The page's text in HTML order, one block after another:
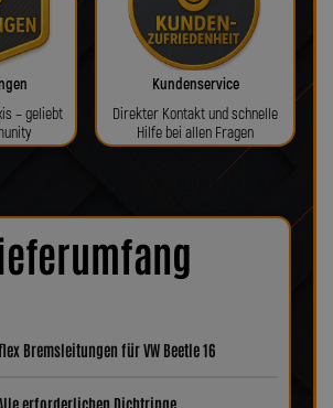
– geliebt
Kundenservice
Direkter Kontakt und schnelle
Hilfe bei allen Fragen
Bremsleitungen für VW Beetle 16
erforderlichen Dichtringe